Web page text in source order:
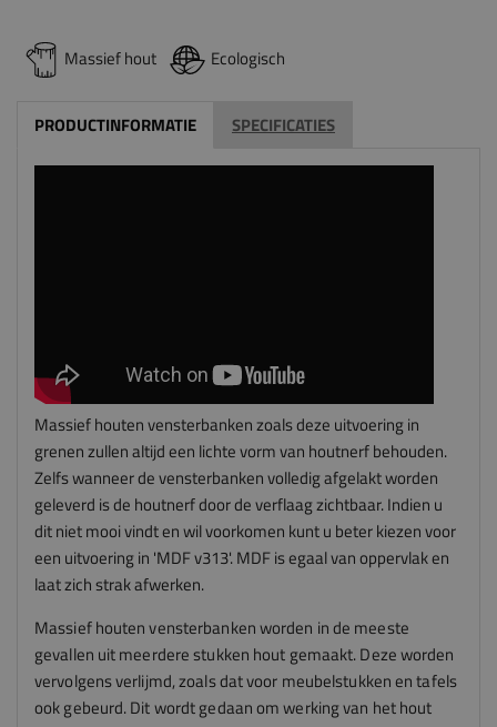
Massief hout Ecologisch
PRODUCTINFORMATIE SPECIFICATIES
Massief houten vensterbanken zoals deze uitvoering in
grenen zullen altijd een lichte vorm van houtnerf behouden.
Zelfs wanneer de vensterbanken volledig afgelakt worden
geleverd is de houtnerf door de verflaag zichtbaar. Indien u
dit niet mooi vindt en wil voorkomen kunt u beter kiezen voor
een uitvoering in 'MDF v313'. MDF is egaal van oppervlak en
laat zich strak afwerken.
Massief houten vensterbanken worden in de meeste
gevallen uit meerdere stukken hout gemaakt. Deze worden
vervolgens verlijmd, zoals dat voor meubelstukken en tafels
ook gebeurd. Dit wordt gedaan om werking van het hout